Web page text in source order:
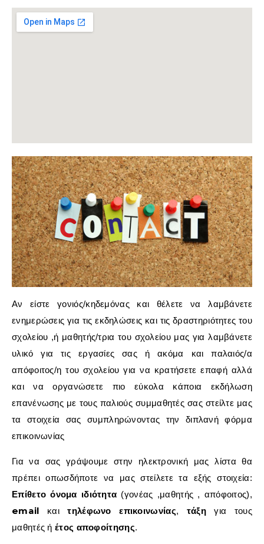
Αν είστε γονιός/κηδεμόνας και θέλετε να λαμβάνετε
ενημερώσεις για τις εκδηλώσεις και τις δραστηριότητες του
σχολείου ,ή μαθητής/τρια του σχολείου μας για λαμβάνετε
υλικό για τις εργασίες σας ή ακόμα και παλαιός/α
απόφοιτος/η του σχολείου για να κρατήσετε επαφή αλλά
και να οργανώσετε πιο εύκολα κάποια εκδήλωση
επανένωσης με τους παλιούς συμμαθητές σας στείλτε μας
τα στοιχεία σας συμπληρώνοντας την διπλανή φόρμα
επικοινωνίας
Για να σας γράψουμε στην ηλεκτρονική μας λίστα θα
πρέπει οπωσδήποτε να μας στείλετε τα εξής στοιχεία:
Επίθετο όνομα ιδιότητα (γονέας ,μαθητής , απόφοιτος),
email καιτηλέφωνο επικοινωνίας, τάξηγια τους
μαθητές ή έτος αποφοίτησης.